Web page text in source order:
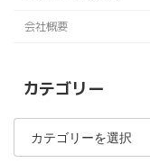
会社概要
カテゴリー
カ
ゴ